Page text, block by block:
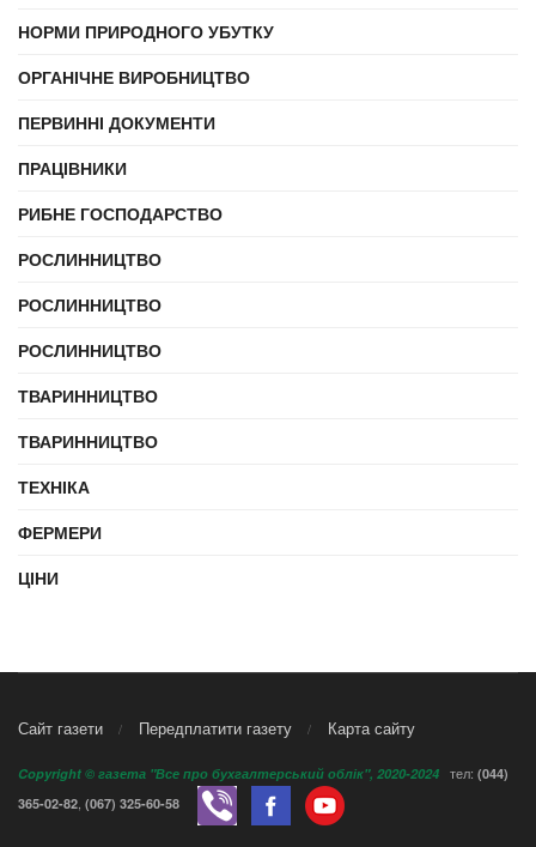
НОРМИ ПРИРОДНОГО УБУТКУ
ОРГАНІЧНЕ ВИРОБНИЦТВО
ПЕРВИННІ ДОКУМЕНТИ
ПРАЦІВНИКИ
РИБНЕ ГОСПОДАРСТВО
РОСЛИННИЦТВО
РОСЛИННИЦТВО
РОСЛИННИЦТВО
ТВАРИННИЦТВО
ТВАРИННИЦТВО
ТЕХНІКА
ФЕРМЕРИ
ЦІНИ
Сайт газети Передплатити газету Карта сайту
Copyright © газета "Все про бухгалтерський облік", 2020-2024 тел: (044)
365-02-82 (067) 325-60-58